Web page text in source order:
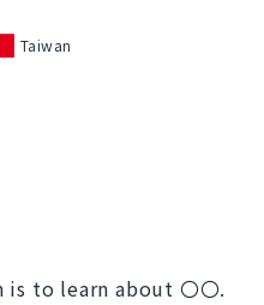
Taiwan
to learn about 〇〇.